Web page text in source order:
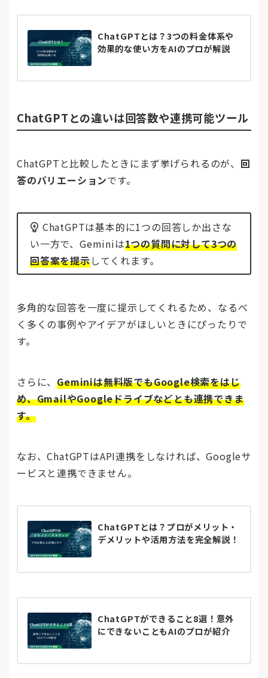
ChatGPTとは？3つの料金体系や
効果的な使い方をAIのプロが解説
ChatGPTとの違いは回答数や連携可能ツール
ChatGPTと比較したときにまず挙げられるのが、 回
答のバリエーションです。
ChatGPTは基本的に1つの回答しか出さな
い一方で、Geminiは1つの質問に対して3つの
回答案を提示してくれます。
多角的な回答を一度に提示してくれるため、なるべ
く多くの事例やアイデアがほしいときにぴったりで
す。
さらに、Geminiは無料版でもGoogle検索をはじ
め、GmailやGoogleドライブなどとも連携できま
す。
なお、ChatGPTはAPI連携をしなければ、Googleサ
ービスと連携できません。
ChatGPTとは？プロがメリット・
デメリットや活用方法を完全解説！
ChatGPTができること8選！意外
にできないこともAIのプロが紹介